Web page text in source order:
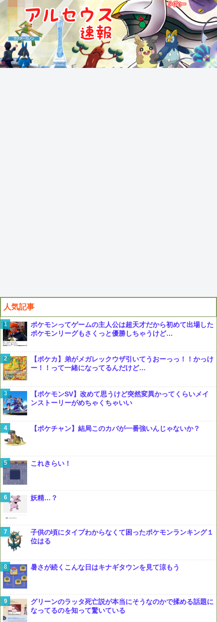
人気記事
ポケモンってゲームの主人公は超天才だから初めて出場した
ポケモンリーグもさくっと優勝しちゃうけど…
【ポケカ】弟がメガレックウザ引いてうおーっっ！！かっけ
ー！！って一緒になってるんだけど…
【ポケモンSV】改めて思うけど突然変異かってくらいメイ
ンストーリーがめちゃくちゃいい
【ポケチャン】結局このカバが一番強いんじゃないか？
これきらい！
妖精…？
子供の頃にタイプわからなくて困ったポケモンランキング１
位はる
暑さが続くこんな日はキナギタウンを見て涼もう
グリーンのラッタ死亡説が本当にそうなのかで揉める話題に
なってるのを知って驚いている